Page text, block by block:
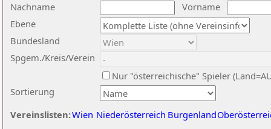
Nachname
Vorname
Ebene
Sortierung
Bundesland
Spgem./Kreis/Verein
Nur "österreichische" Spieler
Vereinslisten:Wien Niederösterreich Burgenland